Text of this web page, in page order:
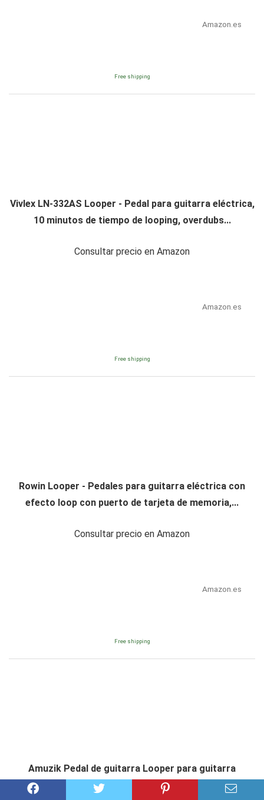
Amazon.es
Free shipping
Vivlex LN-332AS Looper - Pedal para guitarra eléctrica,
10 minutos de tiempo de looping, overdubs...
Consultar precio en Amazon
Amazon.es
Free shipping
Rowin Looper - Pedales para guitarra eléctrica con
efecto loop con puerto de tarjeta de memoria,...
Consultar precio en Amazon
Amazon.es
Free shipping
Amuzik Pedal de guitarra Looper para guitarra
eléctrica con 10 minutos de bucle, 1/2 tiempo y...